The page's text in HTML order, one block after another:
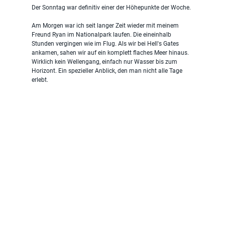
Der Sonntag war definitiv einer der Höhepunkte der Woche.
Am Morgen war ich seit langer Zeit wieder mit meinem
Freund Ryan im Nationalpark laufen. Die eineinhalb
Stunden vergingen wie im Flug. Als wir bei Hell's Gates
ankamen, sahen wir auf ein komplett flaches Meer hinaus.
Wirklich kein Wellengang, einfach nur Wasser bis zum
Horizont. Ein spezieller Anblick, den man nicht alle Tage
erlebt.